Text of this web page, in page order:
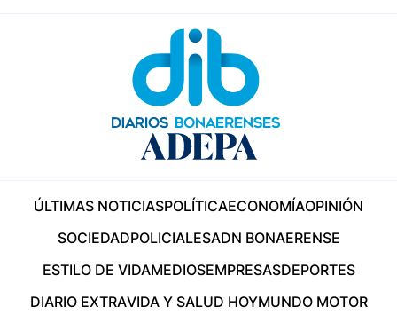
ÚLTIMAS NOTICIASPOLÍTICAECONOMÍAOPINIÓN
SOCIEDADPOLICIALESADN BONAERENSE
ESTILO DE VIDAMEDIOSEMPRESASDEPORTES
DIARIO EXTRAVIDA Y SALUD HOYMUNDO MOTOR